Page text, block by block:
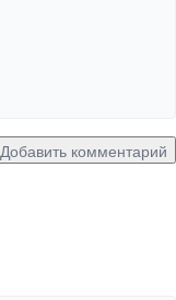
Добавить комментарий